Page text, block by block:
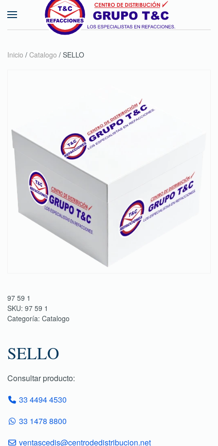
Skip to main content
Inicio / Catalogo / SELLO
97 59 1
SKU: 97 59 1
Categoría: Catalogo
SELLO
Consultar producto:
33 4494 4530
33 1478 8800
ventascedis@centrodedistribucion.net